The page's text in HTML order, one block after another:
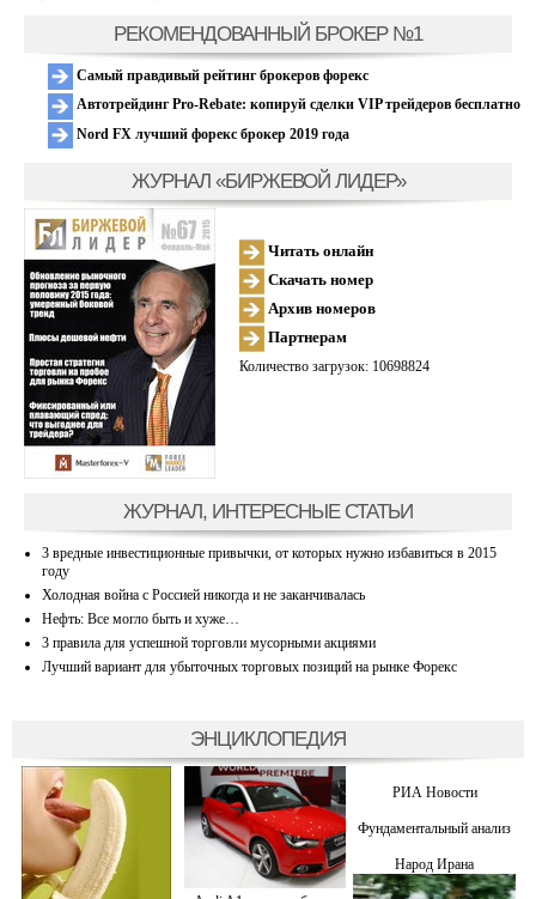
РЕКОМЕНДОВАННЫЙ БРОКЕР №1
Самый правдивый рейтинг брокеров форекс
Автотрейдинг Pro-Rebate: копируй сделки VIP трейдеров бесплатно
Nord FX лучший форекс брокер 2019 года
ЖУРНАЛ «БИРЖЕВОЙ ЛИДЕР»
Читать онлайн
Скачать номер
Архив номеров
Партнерам
Количество загрузок: 10698824
ЖУРНАЛ, ИНТЕРЕСНЫЕ СТАТЬИ
3 вредные инвестиционные привычки, от которых нужно избавиться в 2015
году
Холодная война с Россией никогда и не заканчивалась
Нефть: Все могло быть и хуже…
3 правила для успешной торговли мусорными акциями
Лучший вариант для убыточных торговых позиций на рынке Форекс
ЭНЦИКЛОПЕДИЯ
РИА Новости
Фундаментальный анализ
Народ Ирана